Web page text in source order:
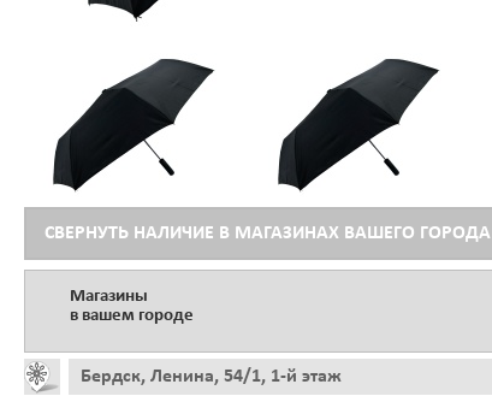
СВЕРНУТЬ НАЛИЧИЕ В МАГАЗИНАХ ВАШЕГО ГОРОДА
Магазины
в вашем городе
Бердск, Ленина, 54/1, 1-й этаж